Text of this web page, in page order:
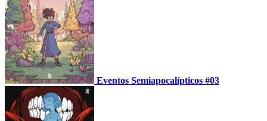
Eventos Semiapocalípticos #03